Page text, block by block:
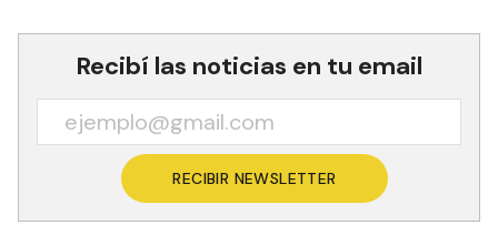
Recibí las noticias en tu email
RECIBIR NEWSLETTER